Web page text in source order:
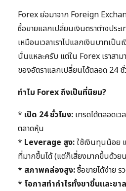
Forex ย่อมาจาก Foreign
ซื้อขายแลกเปลี่ยนเงินตราต่างประ
เหมือนเวลาเราไปแลกเงินบาทเป็
นั่นแหละครับ แต่ใน Forex เราสาม
ของอัตราแลกเปลี่ยนได้ตลอด 24
ทำไม Forex ถึงเป็นที่นิยม?
* เปิด 24 ชั่วโมง: เทรดได้ตลอดเ
ตลาดหุ้น
* Leverage สูง:ใช้เงินทุนน้อย
ที่มากขึ้นได้ (แต่ก็เสี่ยงมากขึ้นด้วย
* สภาพคล่องสูง:ซื้อขายได้ง่าย ร
* โอกาสทำกำไรทั้งขาขึ้นและขา